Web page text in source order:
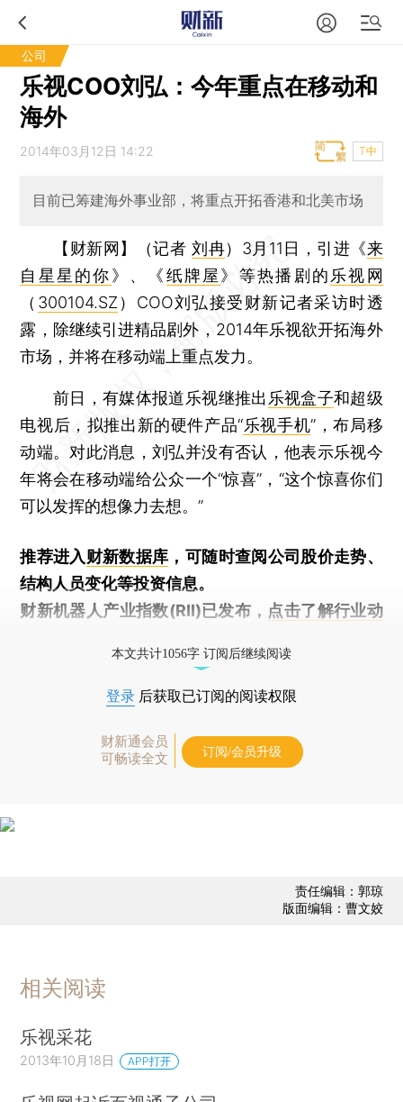
公司
乐视COO刘弘：今年重点在移动和
海外
2014年03月12日 14:22 T中
目前已筹建海外事业部，将重点开拓香港和北美市场
【财新网】（记者刘冉） 3月11日，引进《来
自星星的你》、《纸牌屋》等热播剧的 乐视网
（ 300104.SZ ）COO刘弘接受财新记者采访时透
露，除继续引进精品剧外，2014年乐视欲开拓海外
市场，并将在移动端上重点发力。
前日，有媒体报道乐视继推出 乐视盒子和超级
电视后，拟推出新的硬件产品“乐视手机”，布局移
动端。对此消息，刘弘并没有否认，他表示乐视今
年将会在移动端给公众一个“惊喜”，“这个惊喜你们
可以发挥的想像力去想。”
推荐进入财新数据库 ，可随时查阅公司股价走势、
结构人员变化等投资信息。
财新机器人产业指数(RII)已发布， 点击了解行业动
本文共计1056字 订阅后继续阅读
登录 后获取已订阅的阅读权限
财新通会员
可畅读全文
订阅/会员升级
责任编辑：郭琼
版面编辑：曹文姣
相关阅读
乐视采花
2013年10月18日 APP打开